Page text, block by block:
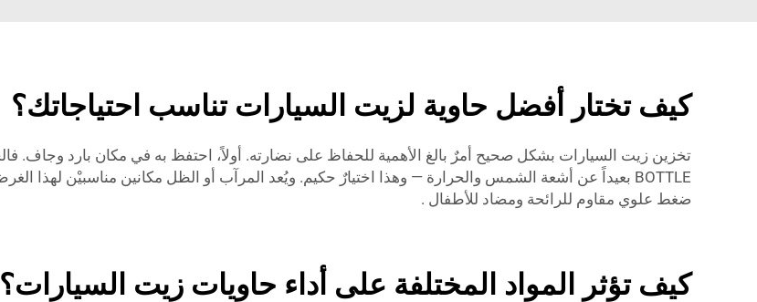
كيف تختار أفضل حاوية لزيت السيارات تناسب احتياجاتك؟
BOTTLE بعيداً عن أشعة الشمس والحرارة — وهذا اختيارٌ حكيم. ويُعد المرآب أو الظل مكانين مناسبيْن لهذا الغرض. ولحلول تخزين أكثر فعالية، فكّر في استخدام منتجاتنا
ضغط علوي مقاوم للرائحة ومضاد للأطفال .
كيف تؤثر المواد المختلفة على أداء حاويات زيت السيارات؟